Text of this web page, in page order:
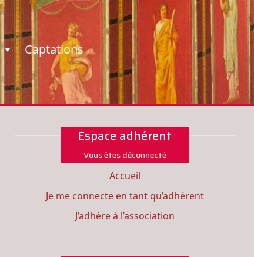
Captations
Espace adhérent
Vous êtes déconnecté
Accueil
Je me connecte en tant qu’adhérent
J’adhère à l’association